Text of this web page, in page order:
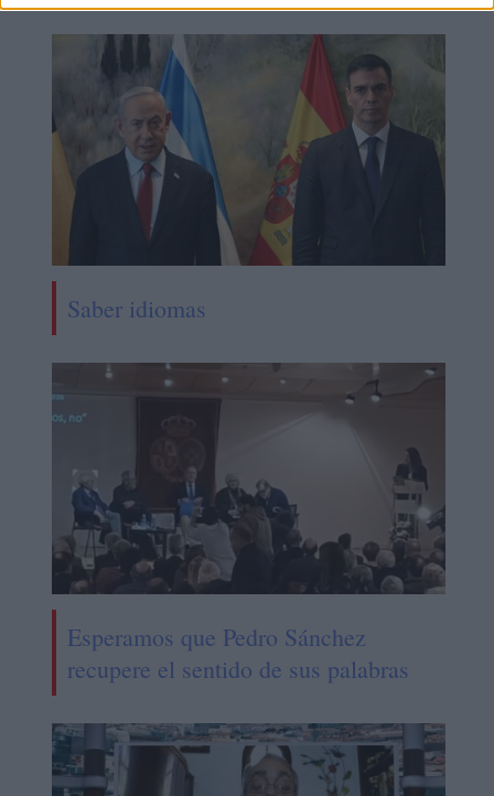
Saber idiomas
Esperamos que Pedro Sánchez
recupere el sentido de sus palabras